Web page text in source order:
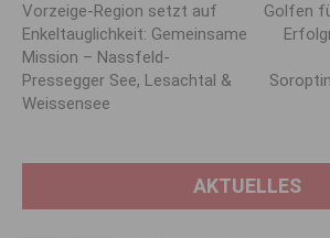
Vorzeige-Region setzt auf
Enkeltauglichkeit: Gemeinsame
Mission – Nassfeld-
Pressegger See, Lesachtal &
Weissensee
Golfen
AKTUELLES